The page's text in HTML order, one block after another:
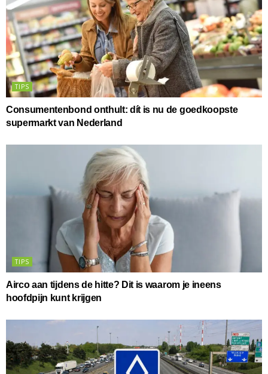
TIPS
Consumentenbond onthult: dít is nu de goedkoopste
supermarkt van Nederland
TIPS
Airco aan tijdens de hitte? Dit is waarom je ineens
hoofdpijn kunt krijgen